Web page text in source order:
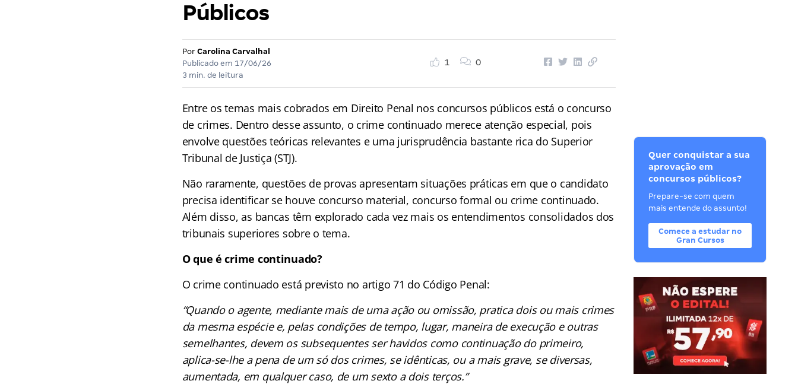
Públicos
Por Carolina Carvalhal
Publicado em 17/06/26
3 min. de leitura
1 0
Entre os temas mais cobrados em Direito Penal nos concursos públicos está o concurso
de crimes. Dentro desse assunto, o crime continuado merece atenção especial, pois
envolve questões teóricas relevantes e uma jurisprudência bastante rica do Superior
Tribunal de Justiça (STJ).
Não raramente, questões de provas apresentam situações práticas em que o candidato
precisa identificar se houve concurso material, concurso formal ou crime continuado.
Além disso, as bancas têm explorado cada vez mais os entendimentos consolidados dos
tribunais superiores sobre o tema.
O que é crime continuado?
O crime continuado está previsto no artigo 71 do Código Penal:
“Quando o agente, mediante mais de uma ação ou omissão, pratica dois ou mais crimes
da mesma espécie e, pelas condições de tempo, lugar, maneira de execução e outras
semelhantes, devem os subsequentes ser havidos como continuação do primeiro,
aplica-se-lhe a pena de um só dos crimes, se idênticas, ou a mais grave, se diversas,
aumentada, em qualquer caso, de um sexto a dois terços.”
Quer conquistar a sua
aprovação em
concursos públicos?
Prepare-se com quem
mais entende do assunto!
Comece a estudar no
Gran Cursos